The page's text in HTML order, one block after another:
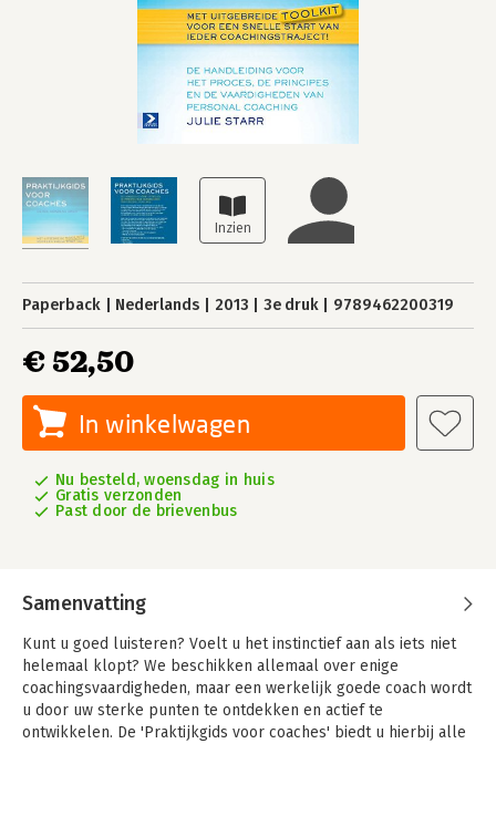
Paperback Nederlands 2013 3e druk 9789462200319
€ 52,50
In winkelwagen
Nu besteld, woensdag in huis
Gratis verzonden
Past door de brievenbus
Samenvatting
Kunt u goed luisteren? Voelt u het instinctief aan als iets niet
helemaal klopt? We beschikken allemaal over enige
coachingsvaardigheden, maar een werkelijk goede coach wordt
u door uw sterke punten te ontdekken en actief te
ontwikkelen. De 'Praktijkgids voor coaches' biedt u hierbij alle